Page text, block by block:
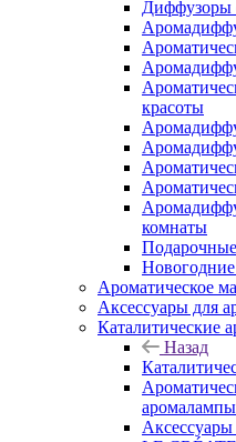
Диффузоры
красоты
комнаты
Ароматическое
Аксессуары для
Каталитические
Назад
Аксессуары